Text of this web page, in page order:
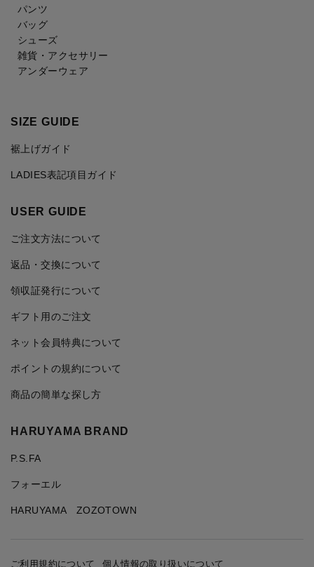
パンツ
バッグ
シューズ
雑貨・アクセサリー
アンダーウェア
SIZE GUIDE
裾上げガイド
LADIES表記項目ガイド
USER GUIDE
ご注文方法について
返品・交換について
領収証発行について
ギフト用のご注文
ネット会員特典について
ポイントの規約について
商品の簡単な探し方
HARUYAMA BRAND
P.S.FA
フォーエル
HARUYAMA ZOZOTOWN
ご利用規約について 個人情報の取り扱いについて